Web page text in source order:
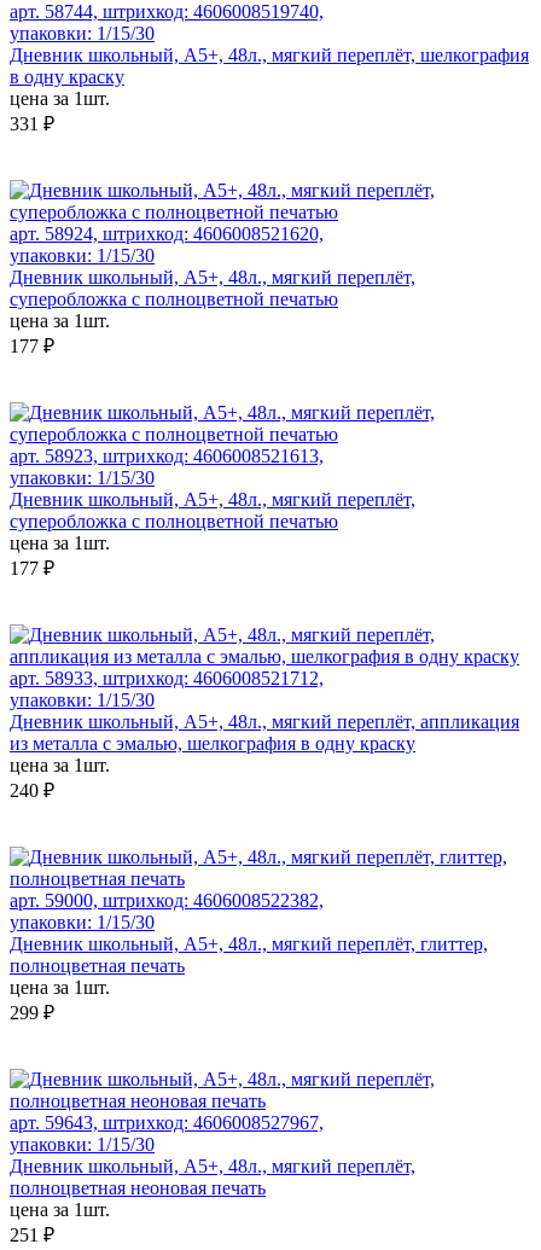
арт. 58744, штрихкод: 4606008519740,
упаковки: 1/15/30
Дневник школьный, А5+, 48л., мягкий переплёт, шелкография
в одну краску
цена за 1шт.
331 ₽
арт. 58924, штрихкод: 4606008521620,
упаковки: 1/15/30
Дневник школьный, А5+, 48л., мягкий переплёт,
суперобложка с полноцветной печатью
цена за 1шт.
177 ₽
арт. 58923, штрихкод: 4606008521613,
упаковки: 1/15/30
Дневник школьный, А5+, 48л., мягкий переплёт,
суперобложка с полноцветной печатью
цена за 1шт.
177 ₽
арт. 58933, штрихкод: 4606008521712,
упаковки: 1/15/30
Дневник школьный, А5+, 48л., мягкий переплёт, аппликация
из металла с эмалью, шелкография в одну краску
цена за 1шт.
240 ₽
арт. 59000, штрихкод: 4606008522382,
упаковки: 1/15/30
Дневник школьный, А5+, 48л., мягкий переплёт, глиттер,
полноцветная печать
цена за 1шт.
299 ₽
арт. 59643, штрихкод: 4606008527967,
упаковки: 1/15/30
Дневник школьный, А5+, 48л., мягкий переплёт,
полноцветная неоновая печать
цена за 1шт.
251 ₽